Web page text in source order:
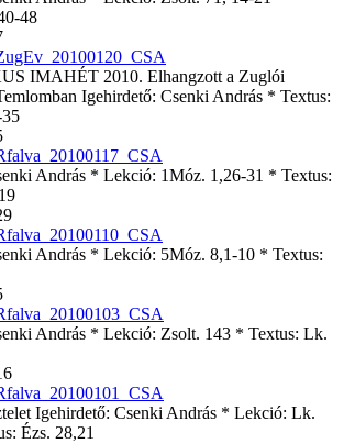
48
IMAHÉT 2010. Elhangzott a Zuglói
Igehirdető: Csenki András * Textus:
András * Lekció: 1Móz. 1,26-31 * Textus:
András * Lekció: 5Móz. 8,1-10 * Textus:
András * Lekció: Zsolt. 143 * Textus: Lk.
Igehirdető: Csenki András * Lekció: Lk.
Ézs. 28,21